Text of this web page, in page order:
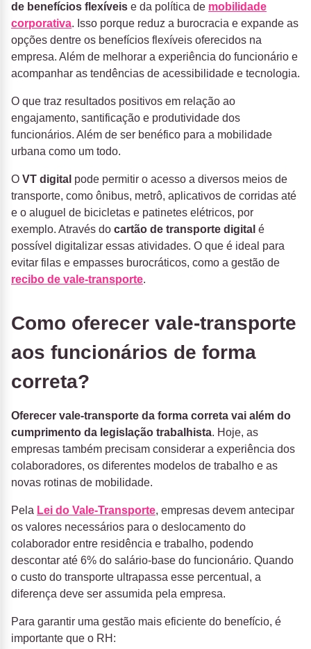
de benefícios flexíveis e da política de mobilidade
corporativa. Isso porque reduz a burocracia e expande as
opções dentre os benefícios flexíveis oferecidos na
empresa. Além de melhorar a experiência do funcionário e
acompanhar as tendências de acessibilidade e tecnologia.
O que traz resultados positivos em relação ao
engajamento, santificação e produtividade dos
funcionários. Além de ser benéfico para a mobilidade
urbana como um todo.
O VT digital pode permitir o acesso a diversos meios de
transporte, como ônibus, metrô, aplicativos de corridas até
e o aluguel de bicicletas e patinetes elétricos, por
exemplo. Através do cartão de transporte digital é
possível digitalizar essas atividades. O que é ideal para
evitar filas e empasses burocráticos, como a gestão de
recibo de vale-transporte.
Como oferecer vale-transporte
aos funcionários de forma
correta?
Oferecer vale-transporte da forma correta vai além do
cumprimento da legislação trabalhista. Hoje, as
empresas também precisam considerar a experiência dos
colaboradores, os diferentes modelos de trabalho e as
novas rotinas de mobilidade.
Pela Lei do Vale-Transporte, empresas devem antecipar
os valores necessários para o deslocamento do
colaborador entre residência e trabalho, podendo
descontar até 6% do salário-base do funcionário. Quando
o custo do transporte ultrapassa esse percentual, a
diferença deve ser assumida pela empresa.
Para garantir uma gestão mais eficiente do benefício, é
importante que o RH: